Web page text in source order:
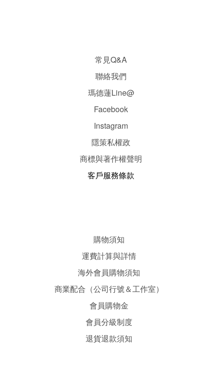
常見Q&A
聯絡我們
瑪德蓮Line@
Facebook
Instagram
隱策私權政
商標與著作權聲明
客戶服務條款
購物須知
運費計算與詳情
海外會員購物須知
商業配合（公司行號＆工作室）
會員購物金
會員分級制度
退貨退款須知